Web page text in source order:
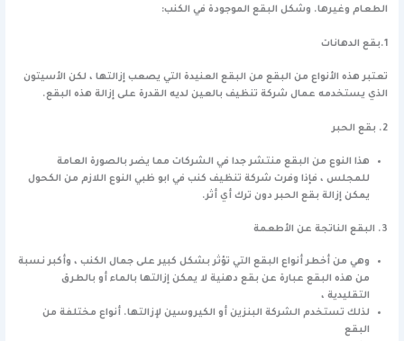
الطعام وغيرها. وشكل البقع الموجودة في الكنب:
1. بقع الدهانات
تعتبر هذه الأنواع من البقع من البقع العنيدة التي يصعب إزالتها ، لكن الأسيتون
الذي يستخدمه عمال شركة تنظيف بالعين لديه القدرة على إزالة هذه البقع.
2. بقع الحبر
هذا النوع من البقع منتشر جدا في الشركات مما يضر بالصورة العامة
للمجلس ، فإذا وفرت شركة تنظيف كنب في ابو ظبي النوع اللازم من الكحول
يمكن إزالة بقع الحبر دون ترك أي أثر.
3. البقع الناتجة عن الأطعمة
وهي من أخطر أنواع البقع التي تؤثر بشكل كبير على جمال الكنب ، وأكبر نسبة
من هذه البقع عبارة عن بقع دهنية لا يمكن إزالتها بالماء أو بالطرق
التقليدية ،
لذلك تستخدم الشركة البنزين أو الكيروسين لإزالتها. أنواع مختلفة من
البقع